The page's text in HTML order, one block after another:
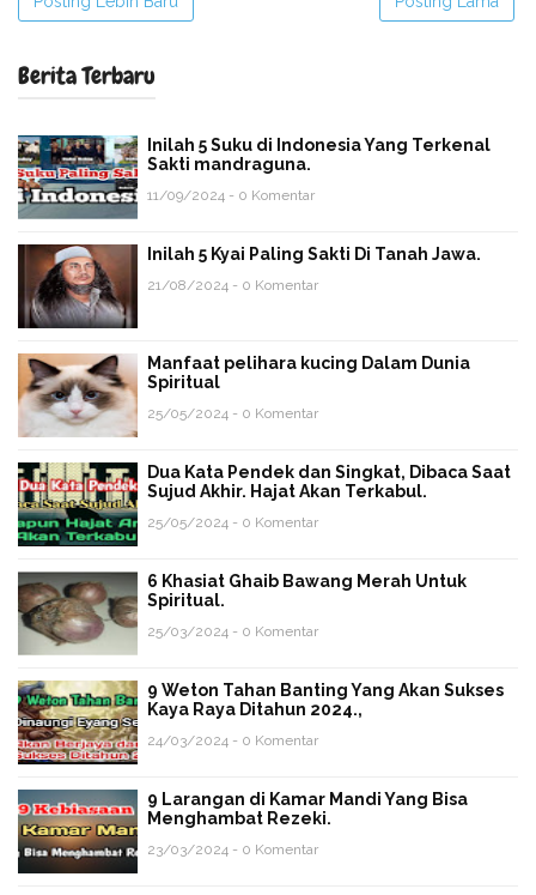
Berita Terbaru
Inilah 5 Suku di Indonesia Yang Terkenal
Sakti mandraguna.
11/09/2024 - 0 Komentar
Inilah 5 Kyai Paling Sakti Di Tanah Jawa.
21/08/2024 - 0 Komentar
Manfaat pelihara kucing Dalam Dunia
Spiritual
25/05/2024 - 0 Komentar
Dua Kata Pendek dan Singkat, Dibaca Saat
Sujud Akhir. Hajat Akan Terkabul.
25/05/2024 - 0 Komentar
6 Khasiat Ghaib Bawang Merah Untuk
Spiritual.
25/03/2024 - 0 Komentar
9 Weton Tahan Banting Yang Akan Sukses
Kaya Raya Ditahun 2024.,
24/03/2024 - 0 Komentar
9 Larangan di Kamar Mandi Yang Bisa
Menghambat Rezeki.
23/03/2024 - 0 Komentar